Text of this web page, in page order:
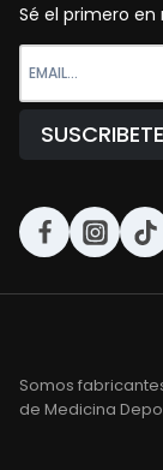
Sé el primero
Somos
de Medicina